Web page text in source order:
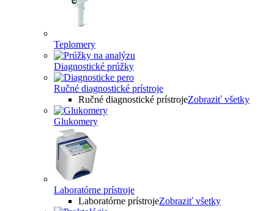
Teplomery
Diagnostické prúžky
Ručné diagnostické prístroje
Ručné diagnostické prístrojeZobraziť všetky
Glukomery
Laboratórne prístroje
Laboratórne prístrojeZobraziť všetky